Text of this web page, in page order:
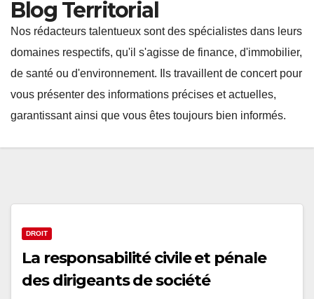
Blog Territorial
Nos rédacteurs talentueux sont des spécialistes dans leurs
domaines respectifs, qu'il s'agisse de finance, d'immobilier,
de santé ou d'environnement. Ils travaillent de concert pour
vous présenter des informations précises et actuelles,
garantissant ainsi que vous êtes toujours bien informés.
DROIT
La responsabilité civile et pénale
des dirigeants de société